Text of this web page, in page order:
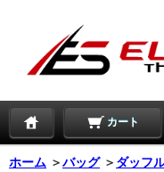
カート
ホーム ＞バッグ ＞ ダッフ